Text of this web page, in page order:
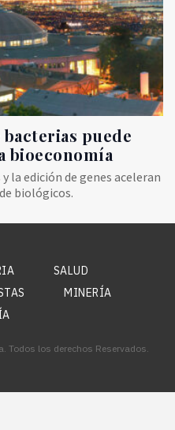
puede
bioeconomía
la edición de genes aceleran
biológicos.
SALUD
MINERÍA
Todos los derechos Reservados.